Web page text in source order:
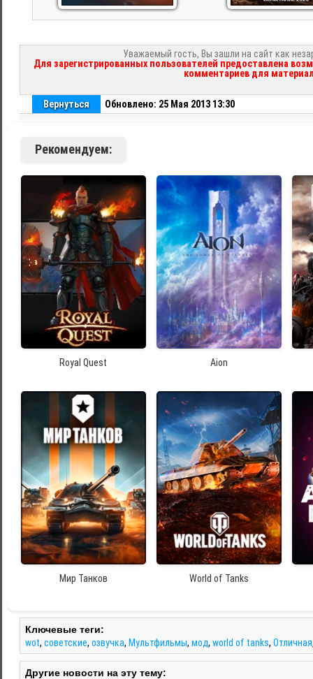
Уважаемый гость, Вы зашли на сайт как
Для зарегистрированных пользователей предоставлена
комментариев для
Вернуться Обновлено: 25 Мая 2013 13:30
Рекомендуем:
Royal Quest Aion
Мир Танков World of Tanks
Ключевые теги:
wot, советские, озвучка, Мультфильмы, мод, world of tanks, Отличная
Другие новости на эту тему: